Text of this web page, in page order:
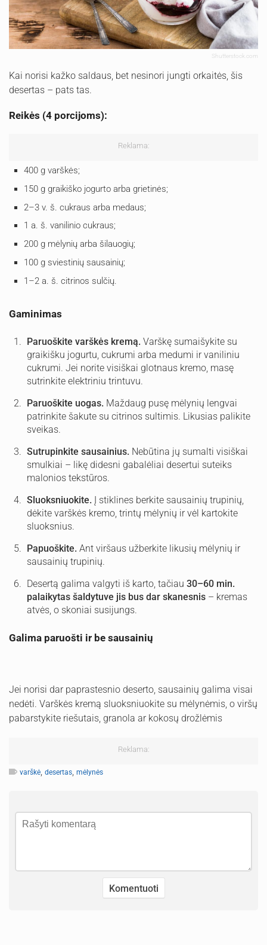
Shutterstock.com
Kai norisi kažko saldaus, bet nesinori jungti orkaitės, šis
desertas – pats tas.
Reikės (4 porcijoms):
Reklama:
400 g varškės;
150 g graikiško jogurto arba grietinės;
2–3 v. š. cukraus arba medaus;
1 a. š. vanilinio cukraus;
200 g mėlynių arba šilauogių;
100 g sviestinių sausainių;
1–2 a. š. citrinos sulčių.
Gaminimas
Paruoškite varškės kremą. Varškę sumaišykite su
graikišku jogurtu, cukrumi arba medumi ir vaniliniu
cukrumi. Jei norite visiškai glotnaus kremo, masę
sutrinkite elektriniu trintuvu.
Paruoškite uogas. Maždaug pusę mėlynių lengvai
patrinkite šakute su citrinos sultimis. Likusias palikite
sveikas.
Sutrupinkite sausainius. Nebūtina jų sumalti visiškai
smulkiai – likę didesni gabalėliai desertui suteiks
malonios tekstūros.
Sluoksniuokite. Į stiklines berkite sausainių trupinių,
dėkite varškės kremo, trintų mėlynių ir vėl kartokite
sluoksnius.
Papuoškite. Ant viršaus užberkite likusių mėlynių ir
sausainių trupinių.
Desertą galima valgyti iš karto, tačiau 30–60 min.
palaikytas šaldytuve jis bus dar skanesnis – kremas
atvės, o skoniai susijungs.
Galima paruošti ir be sausainių
Jei norisi dar paprastesnio deserto, sausainių galima visai
nedėti. Varškės kremą sluoksniuokite su mėlynėmis, o viršų
pabarstykite riešutais, granola ar kokosų drožlėmis
Reklama:
varškė desertas mėlynės